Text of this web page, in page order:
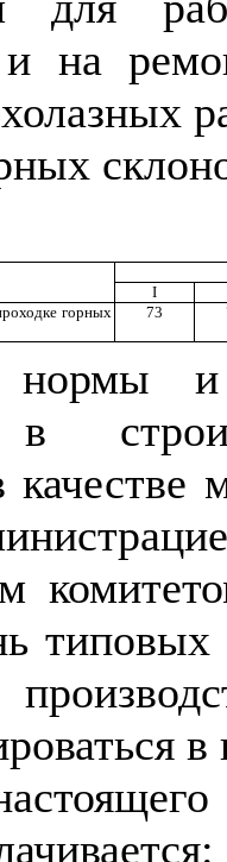
и на
I
горных
73
и
качестве